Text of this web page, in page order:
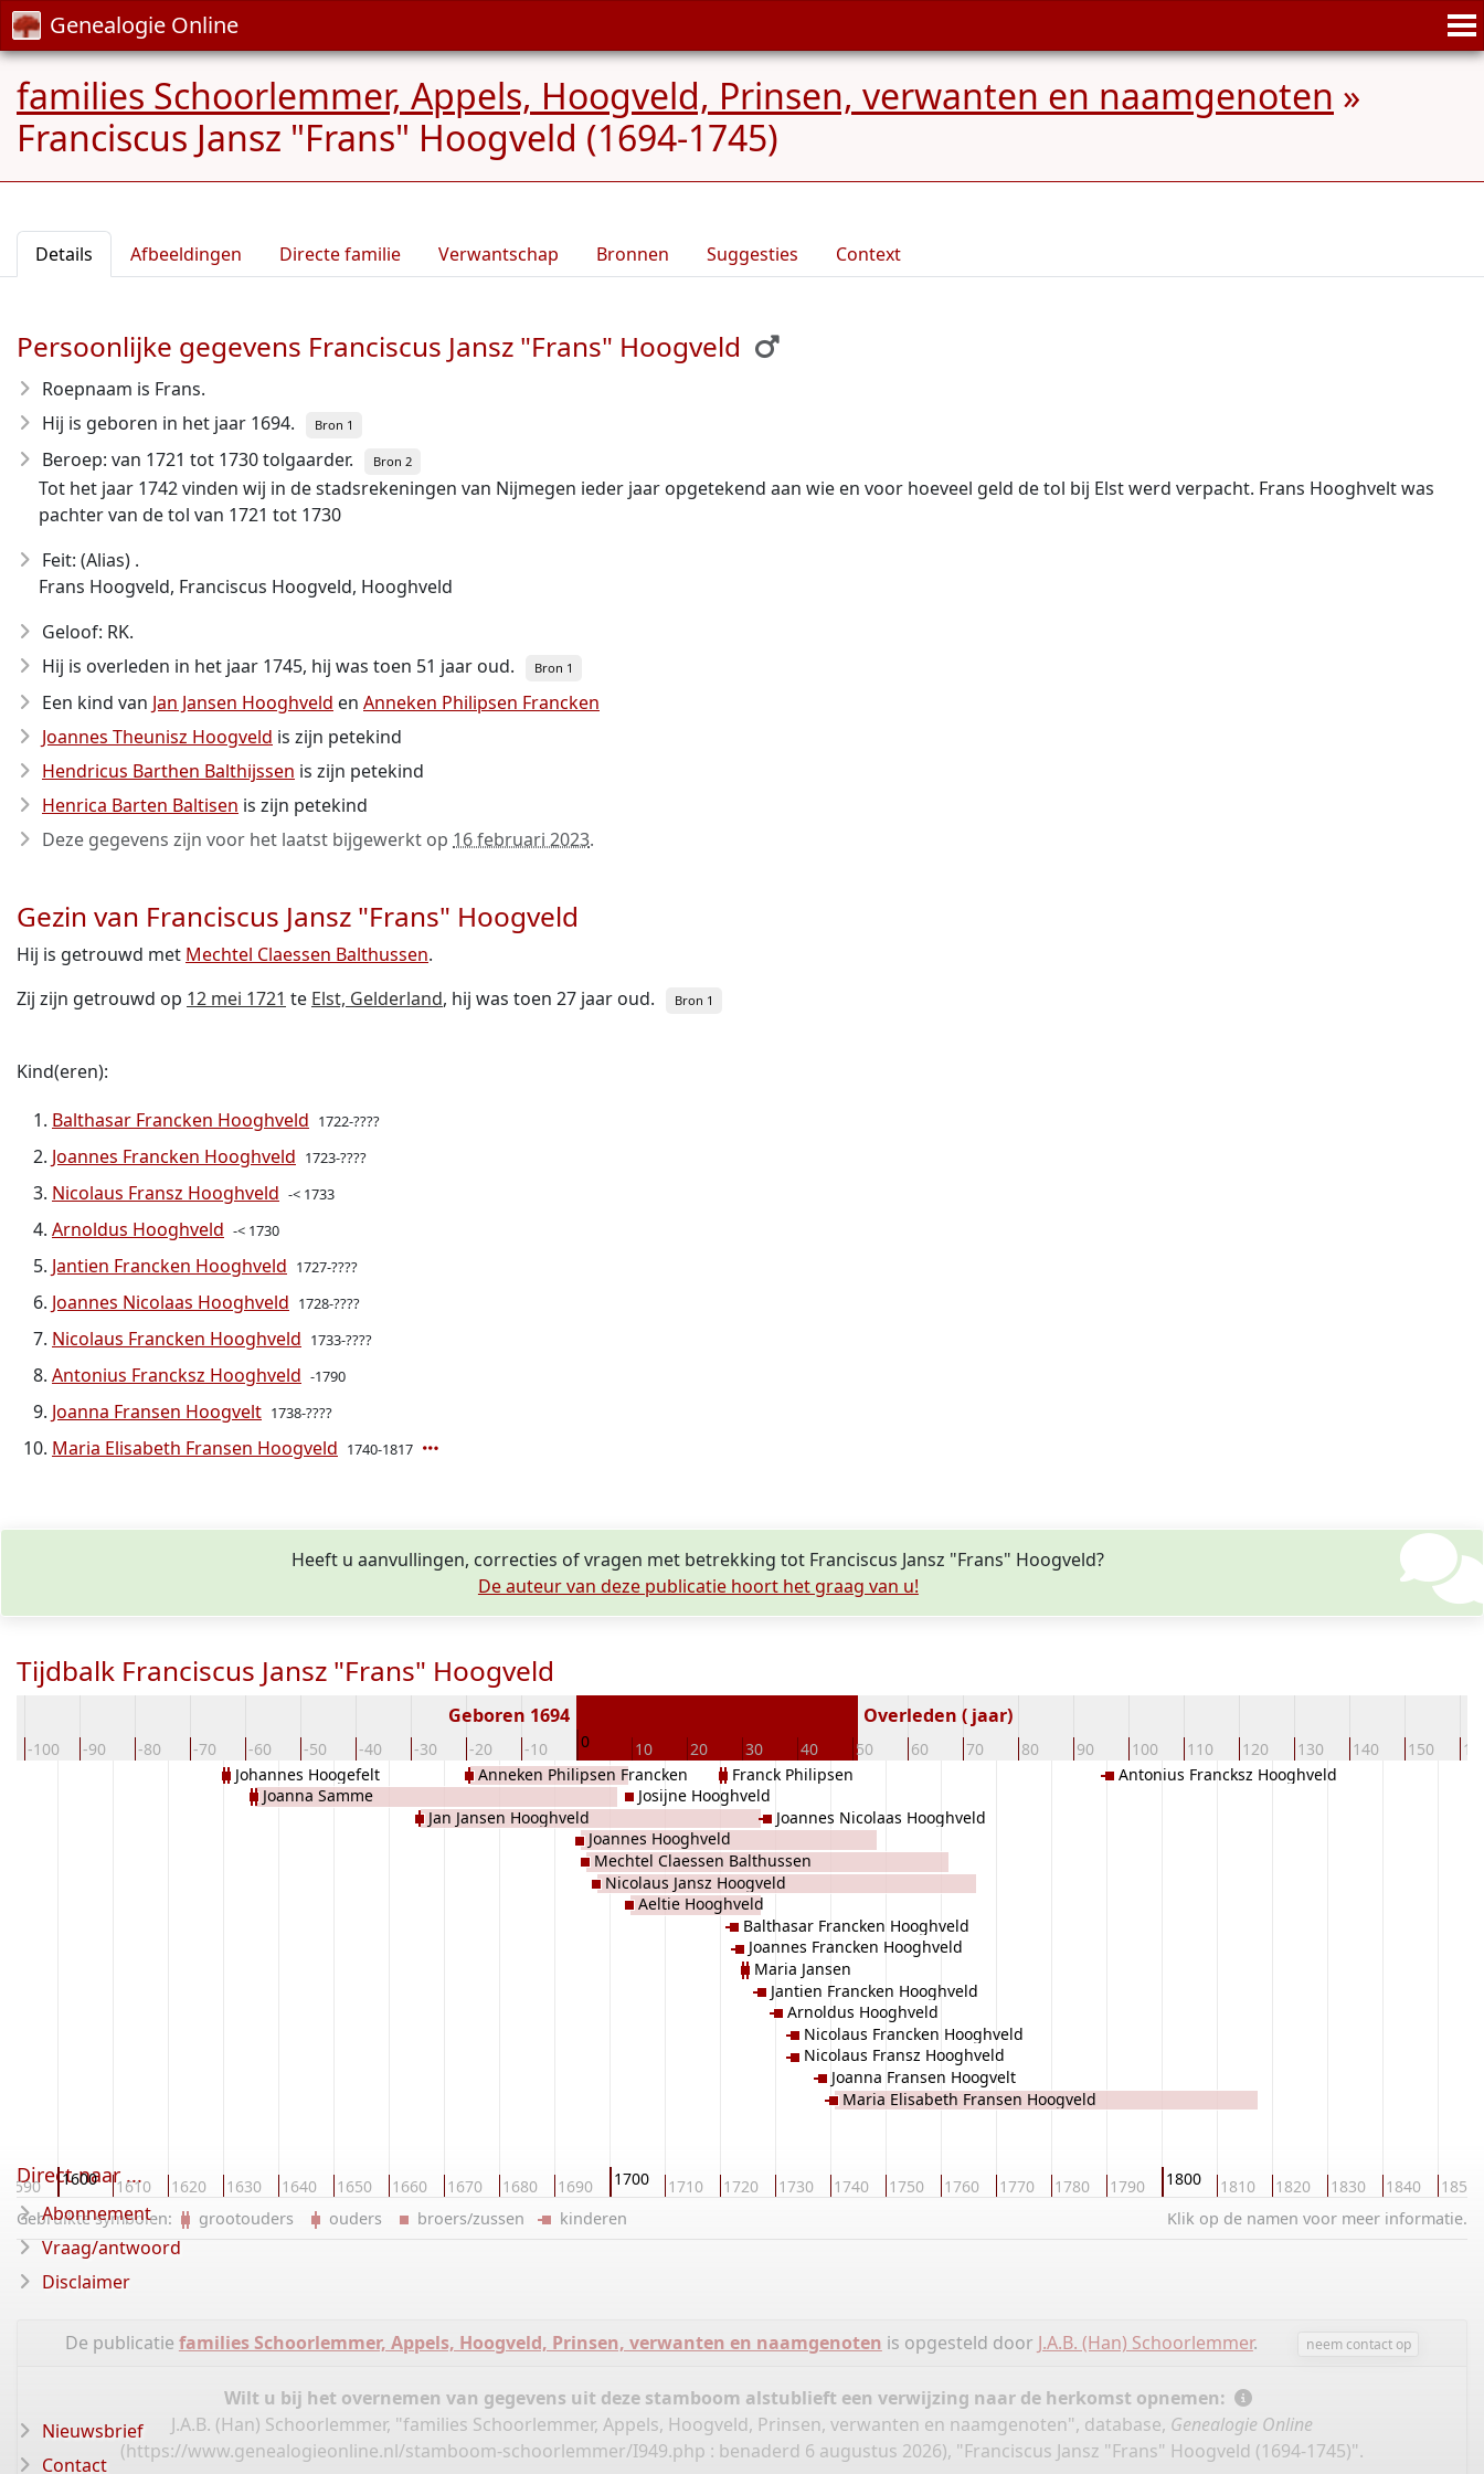
Genealogie Online
families Schoorlemmer, Appels, Hoogveld, Prinsen, verwanten en naamgenoten »
Franciscus Jansz "Frans" Hoogveld (1694-1745)
Details Afbeeldingen Directe familie Verwantschap Bronnen Suggesties Context
Persoonlijke gegevens Franciscus Jansz "Frans" Hoogveld
Roepnaam is Frans.
Hij is geboren in het jaar 1694. Bron 1
Beroep: van 1721 tot 1730 tolgaarder. Bron 2
Tot het jaar 1742 vinden wij in de stadsrekeningen van Nijmegen ieder jaar opgetekend aan wie en voor hoeveel geld de tol bij Elst werd verpacht. Frans Hooghvelt was
pachter van de tol van 1721 tot 1730
Feit: (Alias) .
Frans Hoogveld, Franciscus Hoogveld, Hooghveld
Geloof: RK.
Hij is overleden in het jaar 1745, hij was toen 51 jaar oud. Bron 1
Een kind van Jan Jansen Hooghveld en Anneken Philipsen Francken
Joannes Theunisz Hoogveld is zijn petekind
Hendricus Barthen Balthijssen is zijn petekind
Henrica Barten Baltisen is zijn petekind
Deze gegevens zijn voor het laatst bijgewerkt op 16 februari 2023.
Gezin van Franciscus Jansz "Frans" Hoogveld
Hij is getrouwd met Mechtel Claessen Balthussen.
Zij zijn getrouwd op 12 mei 1721 te Elst, Gelderland, hij was toen 27 jaar oud. Bron 1
Kind(eren):
Balthasar Francken Hooghveld 1722-????
Joannes Francken Hooghveld 1723-????
Nicolaus Fransz Hooghveld -< 1733
Arnoldus Hooghveld -< 1730
Jantien Francken Hooghveld 1727-????
Joannes Nicolaas Hooghveld 1728-????
Nicolaus Francken Hooghveld 1733-????
Antonius Francksz Hooghveld -1790
Joanna Fransen Hoogvelt 1738-????
Maria Elisabeth Fransen Hoogveld 1740-1817
Heeft u aanvullingen, correcties of vragen met betrekking tot Franciscus Jansz "Frans" Hoogveld?
De auteur van deze publicatie hoort het graag van u!
Tijdbalk Franciscus Jansz "Frans" Hoogveld
-100 -90 -80 -70 -60 -50 -40 -30 -20 -10 0 10 20 30 40 50 60 70 80 90 100 110 120 130 140 150
Geboren 1694 Overleden ( jaar)
1590 1600 1610 1620 1630 1640 1650 1660 1670 1680 1690 1700 1710 1720 1730 1740 1750 1760 1770 1780 1790 1800 1810 1820 1830 1840 1850
Johannes Hoogefelt
Joanna Samme
Jan Jansen Hooghveld
Anneken Philipsen Francken
Joannes Hooghveld
Mechtel Claessen Balthussen
Nicolaus Jansz Hoogveld
Josijne Hooghveld
Aeltie Hooghveld
Franck Philipsen
Balthasar Francken Hooghveld
Joannes Francken Hooghveld
Maria Jansen
Jantien Francken Hooghveld
Joannes Nicolaas Hooghveld
Arnoldus Hooghveld
Nicolaus Francken Hooghveld
Nicolaus Fransz Hooghveld
Joanna Fransen Hoogvelt
Maria Elisabeth Fransen Hoogveld
Antonius Francksz Hooghveld
Klik op de namen voor meer informatie.
Gebruikte symbolen: grootouders ouders broers/zussen kinderen
De publicatie families Schoorlemmer, Appels, Hoogveld, Prinsen, verwanten en naamgenoten is opgesteld door J.A.B. (Han) Schoorlemmer. neem contact op
Wilt u bij het overnemen van gegevens uit deze stamboom alstublieft een verwijzing naar de herkomst opnemen:
J.A.B. (Han) Schoorlemmer, "families Schoorlemmer, Appels, Hoogveld, Prinsen, verwanten en naamgenoten", database, Genealogie Online
(https://www.genealogieonline.nl/stamboom-schoorlemmer/I949.php : benaderd 6 augustus 2026), "Franciscus Jansz "Frans" Hoogveld (1694-1745)".
Direct naar ...
Abonnement
Vraag/antwoord
Disclaimer
Nieuwsbrief
Contact